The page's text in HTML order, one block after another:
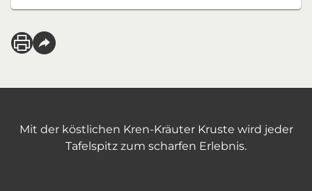
Mit der köstlichen Kren-Kräuter Kruste wird jeder
Tafelspitz zum scharfen Erlebnis.